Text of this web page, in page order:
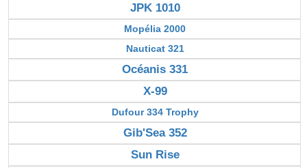
JPK 1010
Mopélia 2000
Nauticat 321
Océanis 331
X-99
Dufour 334 Trophy
Gib'Sea 352
Sun Rise